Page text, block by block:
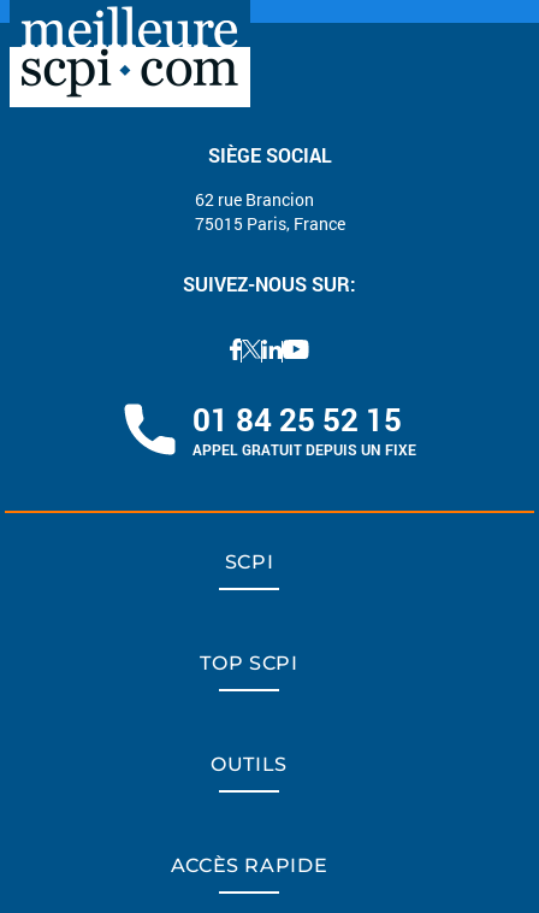
SIÈGE SOCIAL
62 rue Brancion
75015 Paris, France
SUIVEZ-NOUS SUR:
01 84 25 52 15
APPEL GRATUIT DEPUIS UN FIXE
SCPI
TOP SCPI
OUTILS
ACCÈS RAPIDE